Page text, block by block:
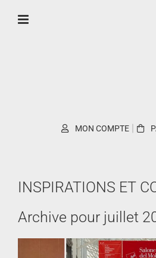
MON COMPTE
INSPIRATIONS ET
Archive pour juillet